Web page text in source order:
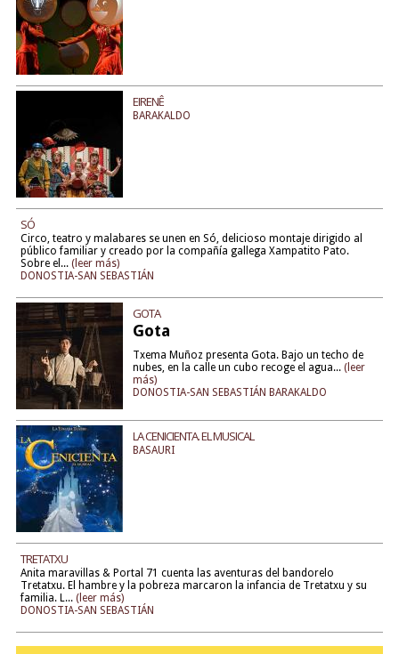
EIRENÊ
BARAKALDO
SÓ
Circo, teatro y malabares se unen en Só, delicioso montaje dirigido al
público familiar y creado por la compañía gallega Xampatito Pato.
Sobre el... (leer más)
DONOSTIA-SAN SEBASTIÁN
GOTA
Gota
Txema Muñoz presenta Gota. Bajo un techo de
nubes, en la calle un cubo recoge el agua... (leer
más)
DONOSTIA-SAN SEBASTIÁN BARAKALDO
LA CENICIENTA. EL MUSICAL
BASAURI
TRETATXU
Anita maravillas & Portal 71 cuenta las aventuras del bandorelo
Tretatxu. El hambre y la pobreza marcaron la infancia de Tretatxu y su
familia. L... (leer más)
DONOSTIA-SAN SEBASTIÁN